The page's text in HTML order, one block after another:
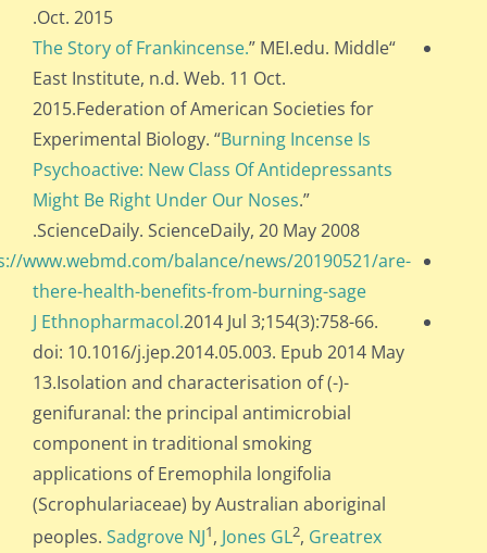
Oct. 2015.
“
The Story of Frankincense.” MEI.edu. Middle
East Institute, n.d. Web. 11 Oct.
2015.Federation of American Societies for
Experimental Biology. “Burning Incense Is
Psychoactive: New Class Of Antidepressants
Might Be Right Under Our Noses.”
ScienceDaily. ScienceDaily, 20 May 2008.
www.webmd.com/balance/news/20190521/are-
there-health-benefits-from-burning-sage
J Ethnopharmacol.2014 Jul 3;154(3):758-66.
doi: 10.1016/j.jep.2014.05.003. Epub 2014 May
13.Isolation and characterisation of (-)-
genifuranal: the principal antimicrobial
component in traditional smoking
applications of Eremophila longifolia
(Scrophulariaceae) by Australian aboriginal
peoples. Sadgrove NJ1, Jones GL2, Greatrex